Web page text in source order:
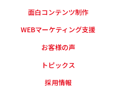
面白コンテンツ制作
WEBマーケティング支援
お客様の声
トピックス
採用情報